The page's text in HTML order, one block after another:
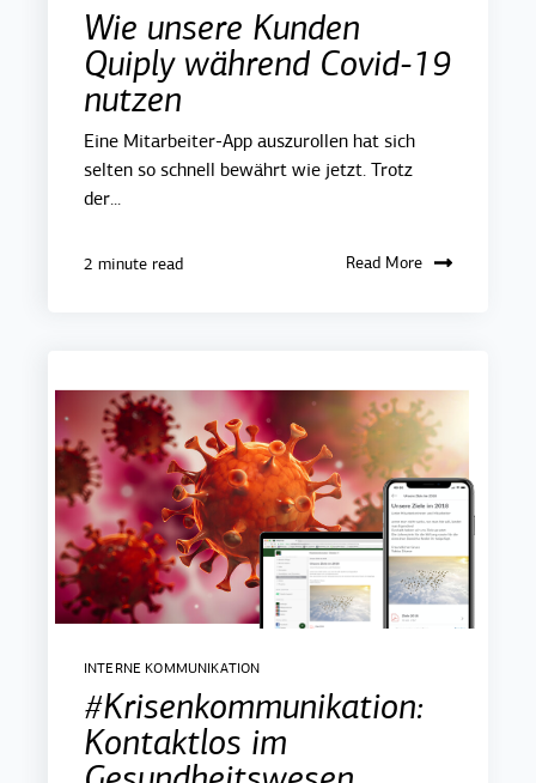
Wie unsere Kunden
Quiply während Covid-19
nutzen
Eine Mitarbeiter-App auszurollen hat sich
selten so schnell bewährt wie jetzt. Trotz
der...
2 minute read Read More
INTERNE KOMMUNIKATION
#Krisenkommunikation:
Kontaktlos im